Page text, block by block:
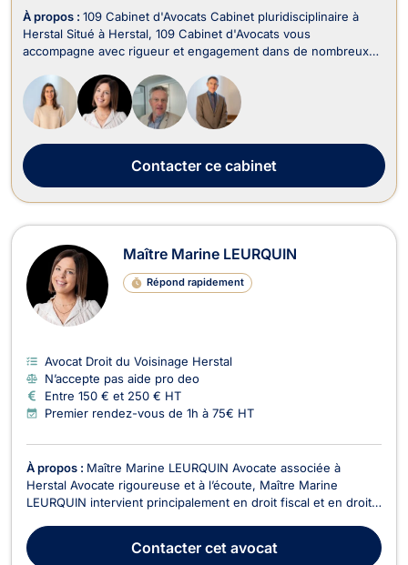
À propos : 109 Cabinet d'Avocats Cabinet pluridisciplinaire à
Herstal Situé à Herstal, 109 Cabinet d'Avocats vous
accompagne avec rigueur et engagement dans de nombreux
indépendant ou une entreprise. Nos principaux domaines
d’intervention : Droit commercial & de la concurrence D...
Contacter ce cabinet
Maître Marine LEURQUIN
Répond rapidement
Avocat Droit du Voisinage Herstal
N’accepte pas aide pro deo
Entre 150 € et 250 € HT
Premier rendez-vous de 1h à 75€ HT
À propos : Maître Marine LEURQUIN Avocate associée à
Herstal Avocate rigoureuse et à l’écoute, Maître Marine
LEURQUIN intervient principalement en droit fiscal et en droit
les entreprises dans la gestion et la résolution de leurs
problématiques juridiques. Domaines d’interven...
Contactercet avocat